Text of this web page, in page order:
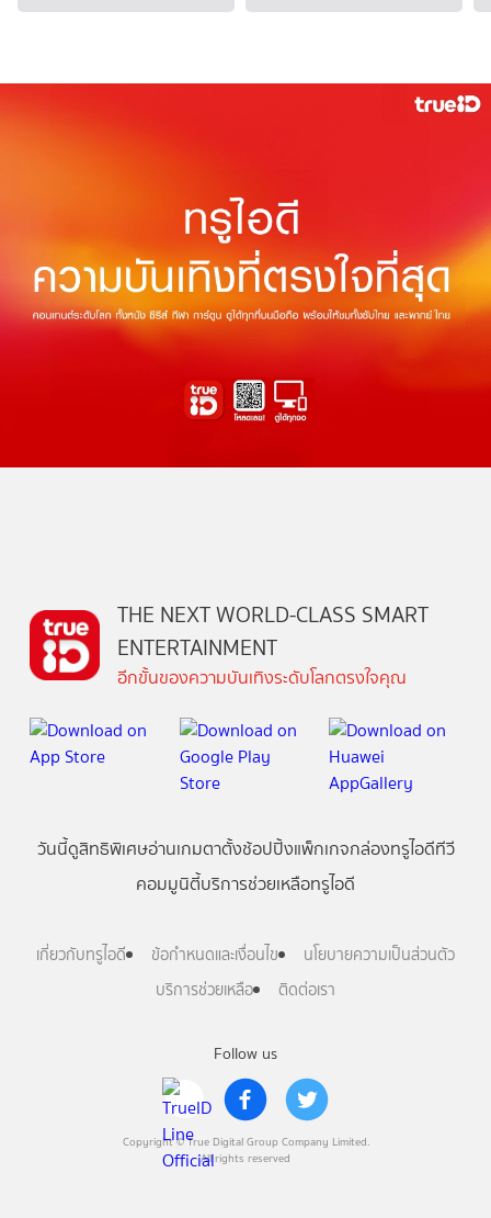
Follow us
Copyright © True Digital Group Company Limited.
All rights reserved
THE NEXT WORLD-CLASS SMART
ENTERTAINMENT
อีกขั้นของความบันเทิงระดับโลกตรงใจคุณ
วันนี้ดูสิทธิพิเศษอ่านเกมตาตั้งช้อปปิ้งแพ็กเกจกล่องทรูไอดีทีวี
คอมมูนิตี้บริการช่วยเหลือทรูไอดี
เกี่ยวกับทรูไอดี ข้อกำหนดและเงื่อนไข
นโยบายความเป็นส่วนตัว
บริการช่วยเหลือ
ติดต่อเรา